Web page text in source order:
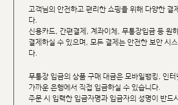
고객님의 안전하고 편리한 쇼핑을 위해 다양한 결
다.
신용카드, 간편결제, 계좌이체, 무통장입금 등 원
결제하실 수 있으며, 모든 결제는 안전한 보안 시
다.
무통장 입금의 상품 구매 대금은 모바일뱅킹, 인
가까운 은행에서 직접 입금하실 수 있습니다.
주문 시 입력한 입금자명과 입금자의 성명이 반드